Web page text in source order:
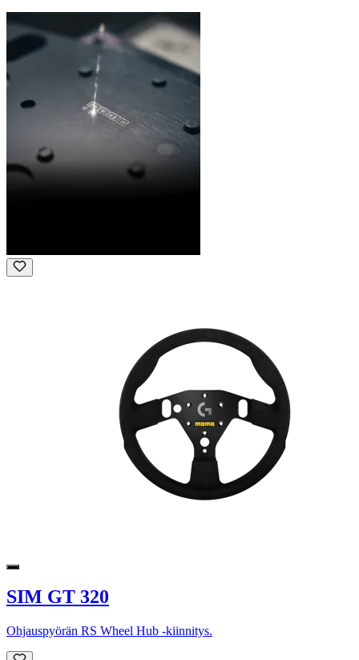
SIM GT 320
Ohjauspyörän RS Wheel Hub -kiinnitys.